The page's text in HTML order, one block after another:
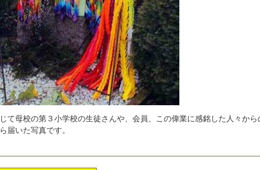
じて母校の第 ３ 小学校の生徒さ んや 会 員 こ の偉業に感銘した 人 々から
ら 届いた写真です。